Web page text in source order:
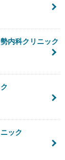
内科クリニック
ック